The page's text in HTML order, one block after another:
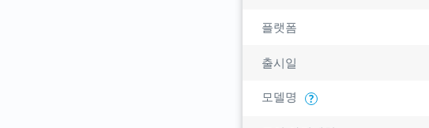
플랫폼
출시일
모델명 ?